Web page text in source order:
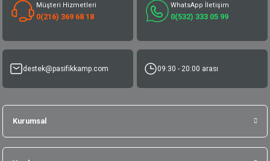
Müşteri Hizmetleri
0(216) 369 68 18
WhatsApp İletişim
0(532) 333 05 99
destek@pasifikkamp.com 09:30 - 20:00 arası
Kurumsal